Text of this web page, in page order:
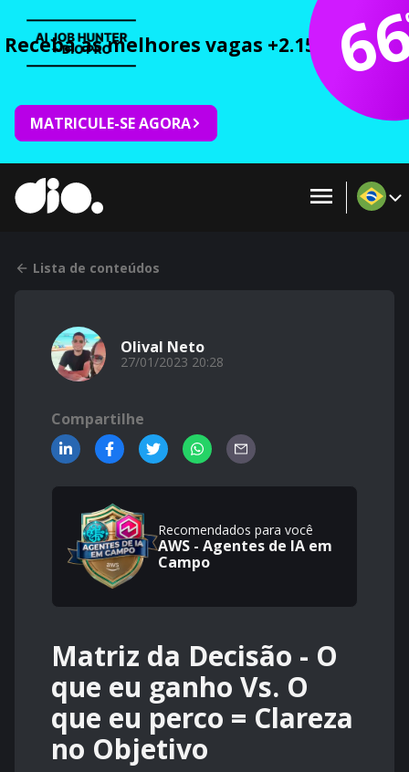
Receba as melhores vagas +2.150 cursos
MATRICULE-SE AGORA
Lista de conteúdos
Olival Neto
27/01/2023 20:28
Compartilhe
Recomendados para você
AWS - Agentes de IA em
Campo
Matriz da Decisão - O
que eu ganho Vs. O
que eu perco = Clareza
no Objetivo